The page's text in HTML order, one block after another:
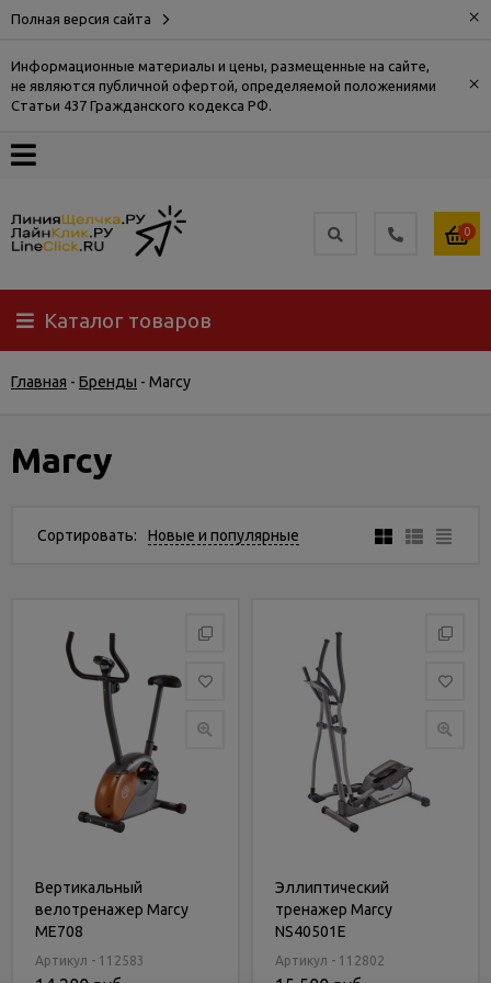
Полная версия сайта ×
Информационные материалы и цены, размещенные на сайте,
не являются публичной офертой, определяемой положениями
Статьи 437 Гражданского кодекса РФ.
×
О
Доставка
Самовывоз
Гарантия
сервис
новости
0
Каталог товаров
Главная - Бренды - Marcy
Marcy
Сортировать: Новые и популярные
Вертикальный
велотренажер Marcy
ME708
Артикул - 112583
Эллиптический
тренажер Marcy
NS40501E
Артикул - 112802